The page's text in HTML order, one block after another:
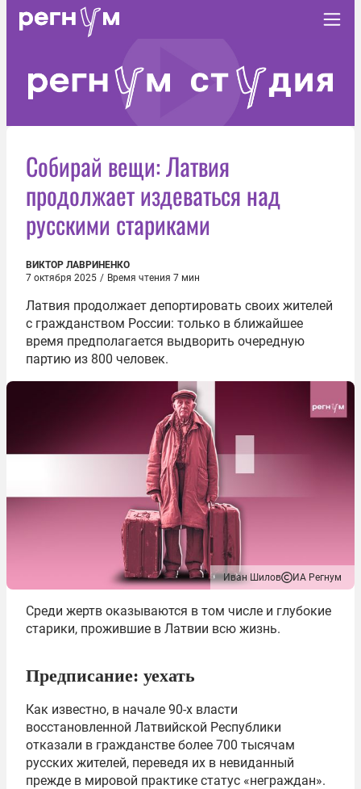
Собирай вещи: Латвия
продолжает издеваться над
русскими стариками
ВИКТОР ЛАВРИНЕНКО
7 октября 2025 / Время чтения 7 мин
Латвия продолжает депортировать своих жителей
с гражданством России: только в ближайшее
время предполагается выдворить очередную
партию из 800 человек.
Иван Шилов ИА Регнум
Среди жертв оказываются в том числе и глубокие
старики, прожившие в Латвии всю жизнь.
Предписание: уехать
Как известно, в начале 90-х власти
восстановленной Латвийской Республики
отказали в гражданстве более 700 тысячам
русских жителей, переведя их в невиданный
прежде в мировой практике статус «неграждан».